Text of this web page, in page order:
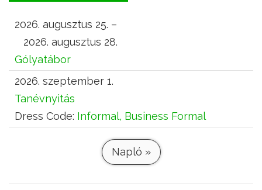
2026. augusztus 25. –
2026. augusztus 28.
Gólyatábor
2026. szeptember 1.
Tanévnyitás
Dress Code: Informal, Business Formal
Napló »